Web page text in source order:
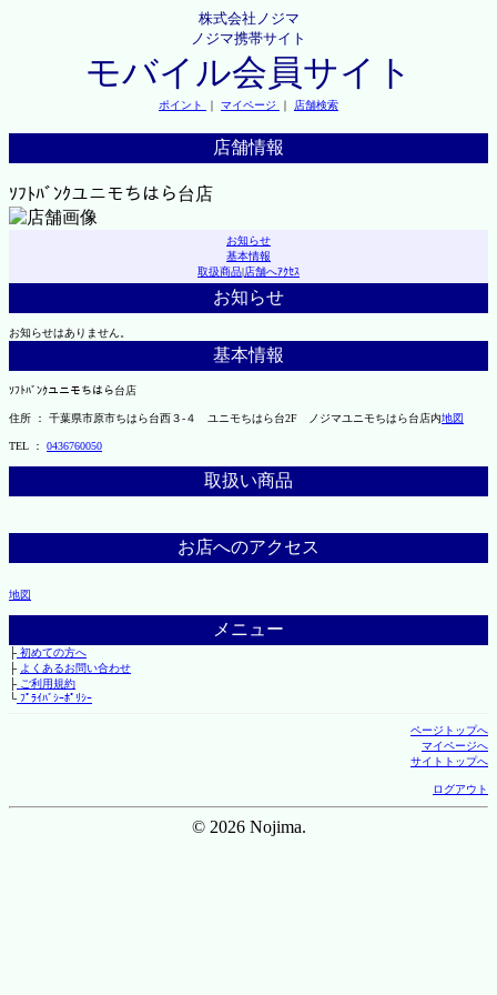
株式会社ノジマ
ノジマ携帯サイト
モバイル会員サイト
ポイント ｜ マイページ ｜ 店舗検索
店舗情報
ｿﾌﾄﾊﾞﾝｸユニモちはら台店
お知らせ
基本情報
取扱商品|店舗へｱｸｾｽ
お知らせ
お知らせはありません。
基本情報
ｿﾌﾄﾊﾞﾝｸユニモちはら台店
住所 ： 千葉県市原市ちはら台西３-４ ユニモちはら台2F ノジマユニモちはら台店内地図
TEL ： 0436760050
取扱い商品
お店へのアクセス
地図
メニュー
├初めての方へ
├ よくあるお問い合わせ
├ご利用規約
└ﾌﾟﾗｲﾊﾞｼｰﾎﾟﾘｼｰ
ページトップへ
マイページへ
サイトトップへ
ログアウト
© 2026 Nojima.